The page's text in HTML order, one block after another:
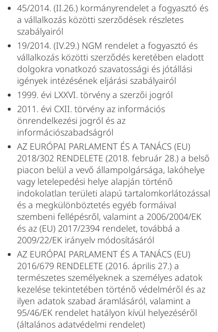
45/2014. (II.26.) kormányrendelet a fogyasztó és
a vállalkozás közötti szerződések részletes
szabályairól
19/2014. (IV.29.) NGM rendelet a fogyasztó és
vállalkozás közötti szerződés keretében eladott
dolgokra vonatkozó szavatossági és jótállási
igények intézésének eljárási szabályairól
1999. évi LXXVI. törvény a szerzői jogról
2011. évi CXII. törvény az információs
önrendelkezési jogról és az
információszabadságról
AZ EURÓPAI PARLAMENT ÉS A TANÁCS (EU)
2018/302 RENDELETE (2018. február 28.) a belső
piacon belül a vevő állampolgársága, lakóhelye
vagy letelepedési helye alapján történő
indokolatlan területi alapú tartalomkorlátozással
és a megkülönböztetés egyéb formáival
szembeni fellépésről, valamint a 2006/2004/EK
és az (EU) 2017/2394 rendelet, továbbá a
2009/22/EK irányelv módosításáról
AZ EURÓPAI PARLAMENT ÉS A TANÁCS (EU)
2016/679 RENDELETE (2016. április 27.) a
természetes személyeknek a személyes adatok
kezelése tekintetében történő védelméről és az
ilyen adatok szabad áramlásáról, valamint a
95/46/EK rendelet hatályon kívül helyezéséről
(általános adatvédelmi rendelet)